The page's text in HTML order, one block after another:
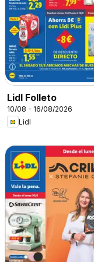
Lidl Folleto
10/08 - 16/08/2026
Lidl